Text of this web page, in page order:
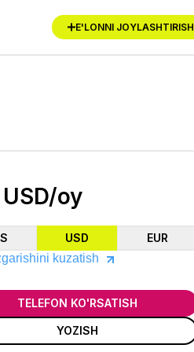
E'LONNI JOYLASHTIRISH
oy
USD
EUR
kuzatish
TELEFON KO'RSATISH
YOZISH